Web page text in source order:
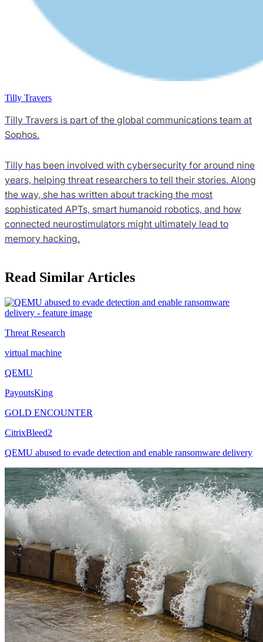
Tilly Travers
Tilly Travers is part of the global communications team at
Sophos.
Tilly has been involved with cybersecurity for around nine
years, helping threat researchers to tell their stories. Along
the way, she has written about tracking the most
sophisticated APTs, smart humanoid robotics, and how
connected neurostimulators might ultimately lead to
memory hacking.
Read Similar Articles
Threat Research
virtual machine
QEMU
PayoutsKing
GOLD ENCOUNTER
CitrixBleed2
QEMU abused to evade detection and enable ransomware delivery